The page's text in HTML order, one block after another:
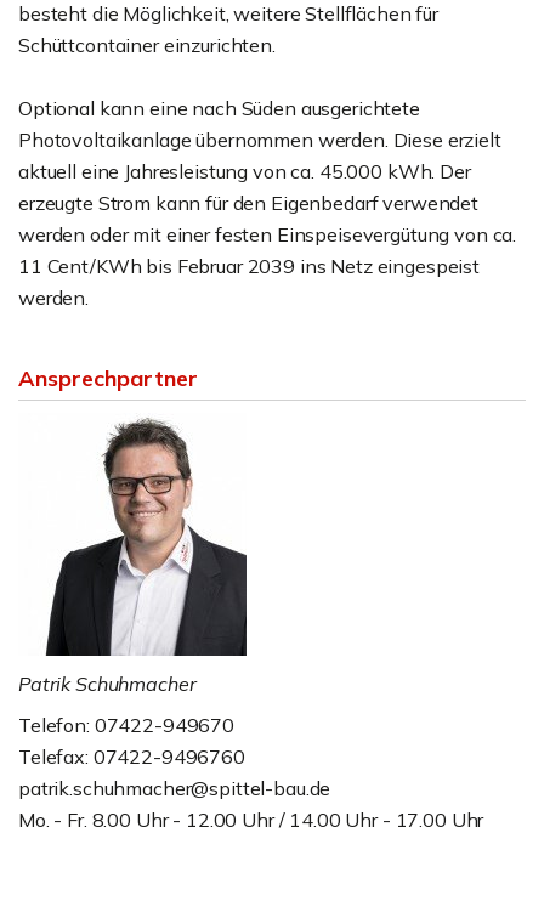
besteht die Möglichkeit, weitere Stellflächen für
Schüttcontainer einzurichten.
Optional kann eine nach Süden ausgerichtete
Photovoltaikanlage übernommen werden. Diese erzielt
aktuell eine Jahresleistung von ca. 45.000 kWh. Der
erzeugte Strom kann für den Eigenbedarf verwendet
werden oder mit einer festen Einspeisevergütung von ca.
11 Cent/KWh bis Februar 2039 ins Netz eingespeist
werden.
Ansprechpartner
Patrik Schuhmacher
Telefon: 07422-949670
Telefax: 07422-9496760
patrik.schuhmacher@spittel-bau.de
Mo. - Fr. 8.00 Uhr - 12.00 Uhr / 14.00 Uhr - 17.00 Uhr